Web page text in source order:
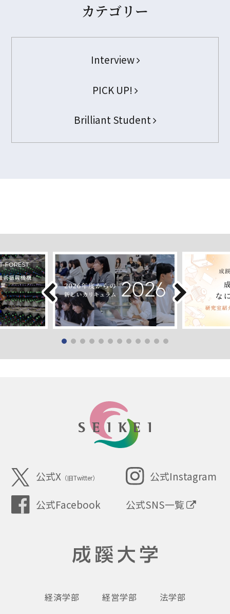
カテゴリー
Interview
PICK UP!
Brilliant Student
公式X （旧Twitter） 公式Instagram
公式Facebook 公式SNS一覧
経済学部 経営学部 法学部